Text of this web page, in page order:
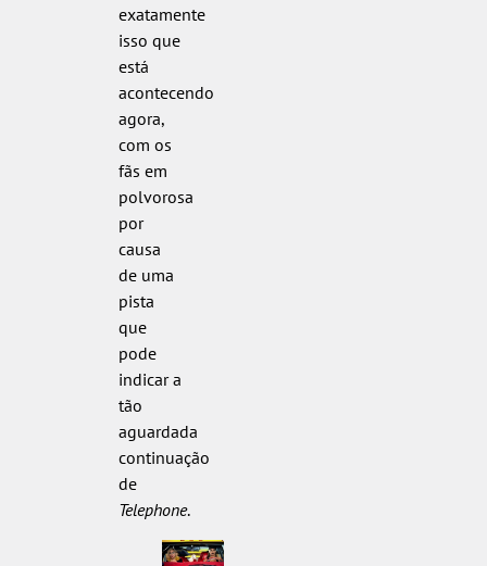
exatamente
isso que
está
acontecendo
agora,
com os
fãs em
polvorosa
por
causa
de uma
pista
que
pode
indicar a
tão
aguardada
continuação
de
Telephone.